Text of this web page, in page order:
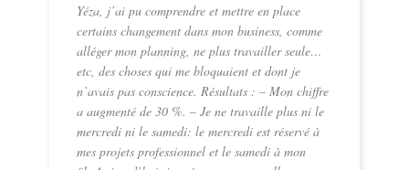
Yéza, j’ai pu comprendre et mettre en place
certains changement dans mon business, comme
alléger mon planning, ne plus travailler seule…
etc, des choses qui me bloquaient et dont je
n’avais pas conscience. Résultats : – Mon chiffre
a augmenté de 30 %. – Je ne travaille plus ni le
mercredi ni le samedi: le mercredi est réservé à
mes projets professionnel et le samedi à mon